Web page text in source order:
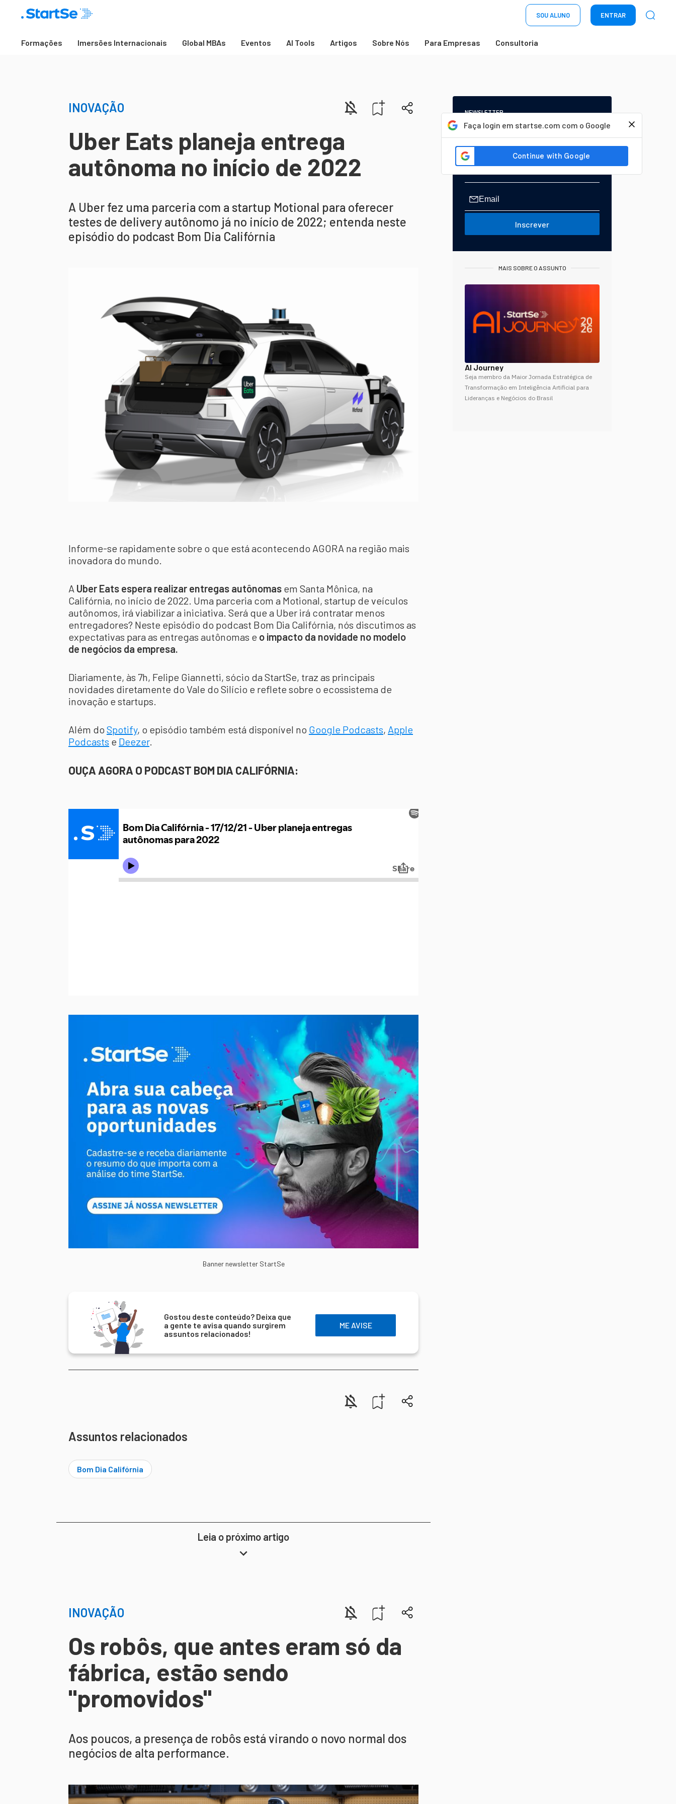
SOU ALUNO ENTRAR
Formações Imersões Internacionais Global MBAs Eventos AI Tools Artigos Sobre Nós Para Empresas Consultoria
Faça login em startse.com com o Google
INOVAÇÃO
Uber Eats planeja entrega
autônoma no início de 2022
A Uber fez uma parceria com a startup Motional para oferecer
testes de delivery autônomo já no início de 2022; entenda neste
episódio do podcast Bom Dia Califórnia
Informe-se rapidamente sobre o que está acontecendo AGORA na região mais
inovadora do mundo.
A Uber Eats espera realizar entregas autônomas em Santa Mônica, na
Califórnia, no início de 2022. Uma parceria com a Motional, startup de veículos
autônomos, irá viabilizar a iniciativa. Será que a Uber irá contratar menos
entregadores? Neste episódio do podcast Bom Dia Califórnia, nós discutimos as
expectativas para as entregas autônomas e o impacto da novidade no modelo
de negócios da empresa.
Diariamente, às 7h, Felipe Giannetti, sócio da StartSe, traz as principais
novidades diretamente do Vale do Silício e reflete sobre o ecossistema de
inovação e startups.
Além do Spotify, o episódio também está disponível no Google Podcasts, Apple
Podcasts e Deezer.
OUÇA AGORA O PODCAST BOM DIA CALIFÓRNIA:
Banner newsletter StartSe
Gostou deste conteúdo? Deixa que
a gente te avisa quando surgirem
assuntos relacionados!
ME AVISE
Assuntos relacionados
Bom Dia Califórnia
Leia o próximo artigo
INOVAÇÃO
Os robôs, que antes eram só da
fábrica, estão sendo
"promovidos"
Aos poucos, a presença de robôs está virando o novo normal dos
negócios de alta performance.
NEWSLETTER
Start Seu dia:
A Newsletter do AGORA!
Inscrever
MAIS SOBRE O ASSUNTO
AI Journey
Seja membro da Maior Jornada Estratégica de
Transformação em Inteligência Artificial para
Lideranças e Negócios do Brasil